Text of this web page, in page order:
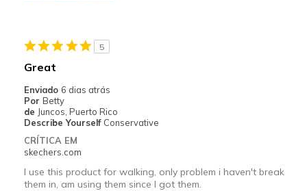
5
Great
Enviado 6 dias atrás
Por Betty
de Juncos, Puerto Rico
Describe Yourself Conservative
CRÍTICA EM
skechers.com
I use this product for walking, only problem i haven't break
them in, am using them since I got them.